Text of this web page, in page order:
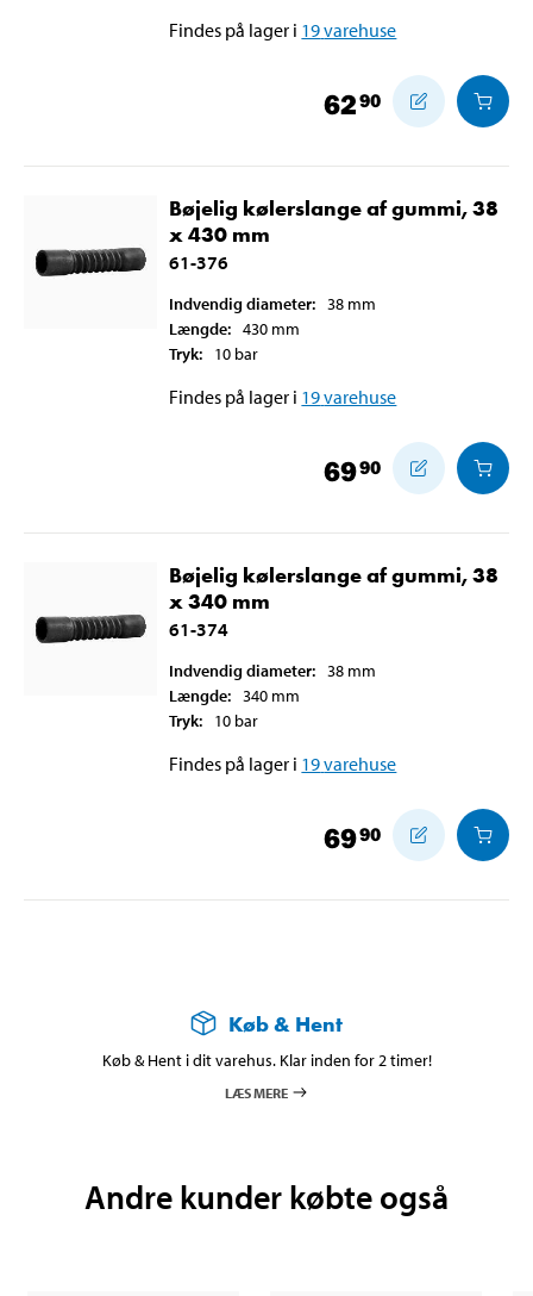
Findes på lager i 19varehuse
6290
Bøjelig kølerslange af gummi, 38
x 430 mm
61-376
Indvendig diameter: 38 mm
Længde: 430 mm
Tryk: 10 bar
Findes på lager i 19varehuse
6990
Bøjelig kølerslange af gummi, 38
x 340 mm
61-374
Indvendig diameter: 38 mm
Længde: 340 mm
Tryk: 10 bar
Findes på lager i 19varehuse
6990
Køb & Hent
Køb & Hent i dit varehus. Klar inden for 2 timer!
LÆS MERE
Andre kunder købte også